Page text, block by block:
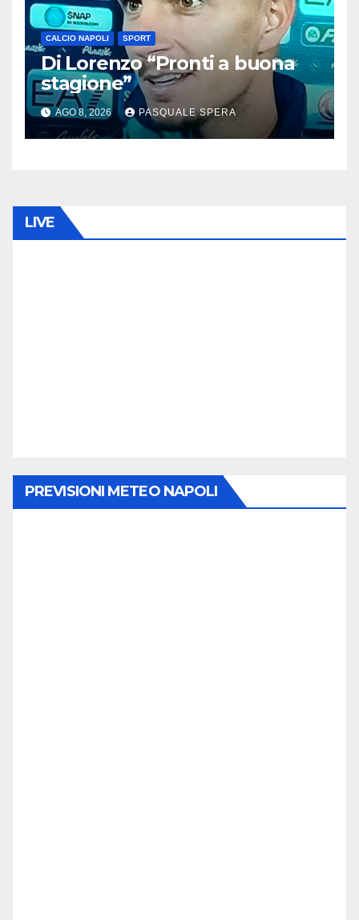
CALCIO NAPOLI SPORT
Di Lorenzo “Pronti a buona
stagione”
AGO 8, 2026 PASQUALE SPERA
LIVE
PREVISIONI METEO NAPOLI